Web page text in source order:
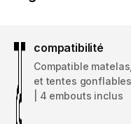
compatibilité
Compatible
et tentes
| 4 embouts inclus